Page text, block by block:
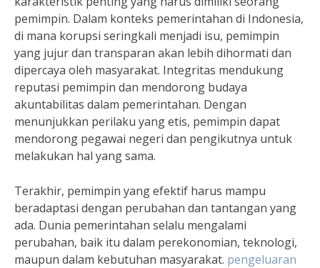
pemimpin. Dalam konteks pemerintahan di Indonesia,
di mana korupsi seringkali menjadi isu, pemimpin
yang jujur dan transparan akan lebih dihormati dan
dipercaya oleh masyarakat. Integritas mendukung
reputasi pemimpin dan mendorong budaya
akuntabilitas dalam pemerintahan. Dengan
menunjukkan perilaku yang etis, pemimpin dapat
mendorong pegawai negeri dan pengikutnya untuk
melakukan hal yang sama.
Terakhir, pemimpin yang efektif harus mampu
beradaptasi dengan perubahan dan tantangan yang
ada. Dunia pemerintahan selalu mengalami
perubahan, baik itu dalam perekonomian, teknologi,
maupun dalam kebutuhan masyarakat. pengeluaran